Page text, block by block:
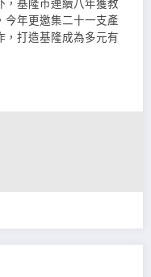
，基隆市連續八年獲教
今年更邀集二十一支產
，打造基隆成為多元有